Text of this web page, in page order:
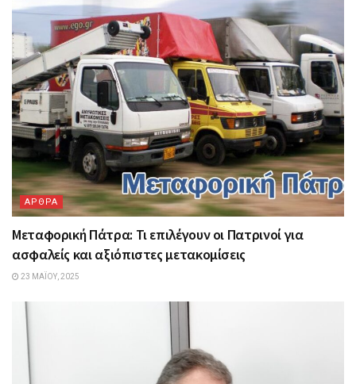
ΑΡΘΡΑ
Μεταφορική Πάτρα: Τι επιλέγουν οι Πατρινοί για
ασφαλείς και αξιόπιστες μετακομίσεις
23 ΜΑΪ́ΟΥ, 2025